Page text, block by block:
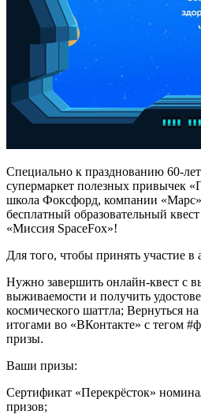
Специально к празднованию 60-
супермаркет полезных привычек
школа Фоксфорд, компании
бесплатный образовательный
«Миссия SpaceFox»!
Для того, чтобы принять участие в
Нужно завершить онлайн-квест с
выживаемости и получить
космического шаттла; Вернуться
итогами во «ВКонтакте» с тегом
призы.
Ваши призы:
Сертификат «Перекрёсток»
призов;